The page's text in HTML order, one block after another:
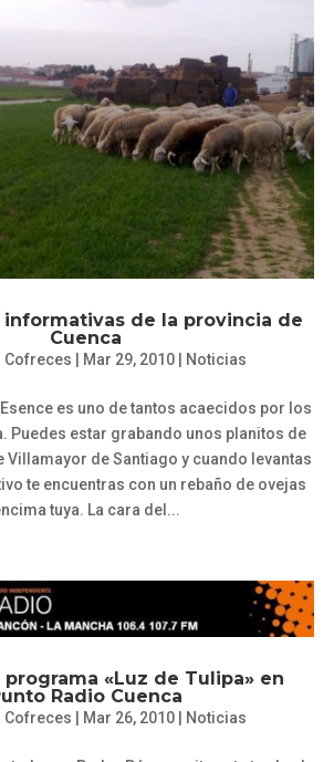
informativas de la provincia de
Cuenca
Cofreces Mar 29, 2010| Noticias
es uno de tantos acaecidos por los
Puedes estar grabando unos planitos de
Villamayor de Santiago y cuando levantas
te encuentras con un rebaño de ovejas
tuya. La cara del...
programa «Luz de Tulipa» en
Radio Cuenca
Cofreces Mar 26, 2010| Noticias